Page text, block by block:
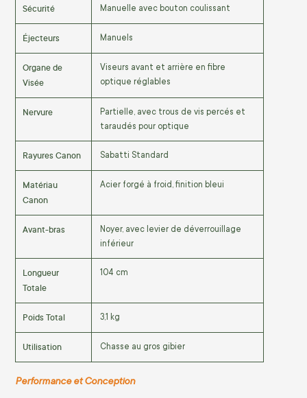
Sécurité Manuelle avec bouton coulissant
Éjecteurs Manuels
Organe de
Visée
Viseurs avant et arrière en fibre
optique réglables
Nervure
Partielle, avec trous de vis percés et
taraudés pour optique
Rayures Canon Sabatti Standard
Matériau
Canon
Acier forgé à froid, finition bleui
Avant-bras
Noyer, avec levier de déverrouillage
inférieur
Longueur
Totale
104 cm
Poids Total 3,1 kg
Utilisation Chasse au gros gibier
Performance et Conception